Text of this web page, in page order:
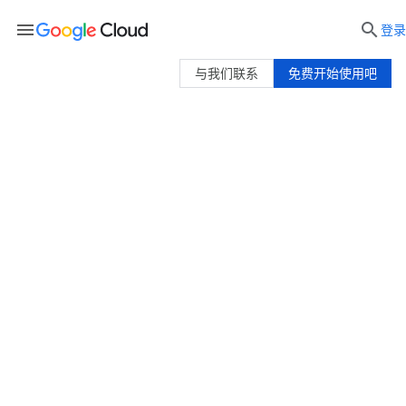
menu  登录
免费开始使用吧
与我们联系